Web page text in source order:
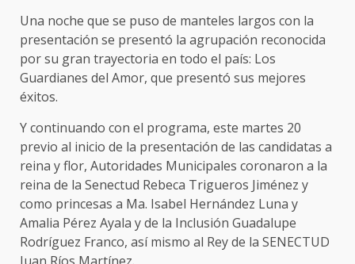
Una noche que se puso de manteles largos con la
presentación se presentó la agrupación reconocida
por su gran trayectoria en todo el país: Los
Guardianes del Amor, que presentó sus mejores
éxitos.
Y continuando con el programa, este martes 20
previo al inicio de la presentación de las candidatas a
reina y flor, Autoridades Municipales coronaron a la
reina de la Senectud Rebeca Trigueros Jiménez y
como princesas a Ma. Isabel Hernández Luna y
Amalia Pérez Ayala y de la Inclusión Guadalupe
Rodríguez Franco, así mismo al Rey de la SENECTUD